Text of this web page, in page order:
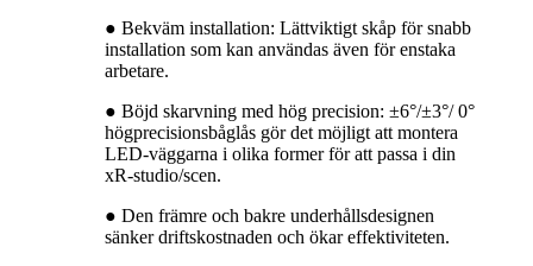
● Bekväm installation: Lättviktigt skåp för snabb
installation som kan användas även för enstaka
arbetare.
● Böjd skarvning med hög precision: ±6°/±3°/ 0°
högprecisionsbåglås gör det möjligt att montera
LED-väggarna i olika former för att passa i din
xR-studio/scen.
● Den främre och bakre underhållsdesignen
sänker driftskostnaden och ökar effektiviteten.